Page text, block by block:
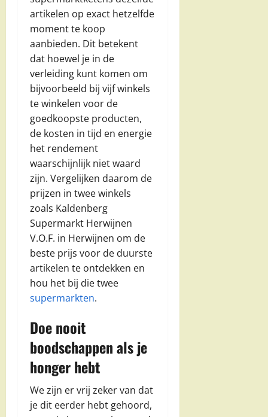
artikelen op exact hetzelfde
moment te koop
aanbieden. Dit betekent
dat hoewel je in de
verleiding kunt komen om
bijvoorbeeld bij vijf winkels
te winkelen voor de
goedkoopste producten,
de kosten in tijd en energie
het rendement
waarschijnlijk niet waard
zijn. Vergelijken daarom de
prijzen in twee winkels
zoals Kaldenberg
Supermarkt Herwijnen
V.O.F. in Herwijnen om de
beste prijs voor de duurste
artikelen te ontdekken en
hou het bij die twee
supermarkten.
Doe nooit
boodschappen als je
honger hebt
We zijn er vrij zeker van dat
je dit eerder hebt gehoord,